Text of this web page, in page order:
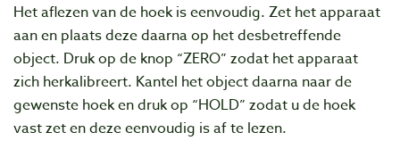
Het aflezen van de hoek is eenvoudig. Zet het apparaat
aan en plaats deze daarna op het desbetreffende
object. Druk op de knop “ZERO” zodat het apparaat
zich herkalibreert. Kantel het object daarna naar de
gewenste hoek en druk op “HOLD” zodat u de hoek
vast zet en deze eenvoudig is af te lezen.